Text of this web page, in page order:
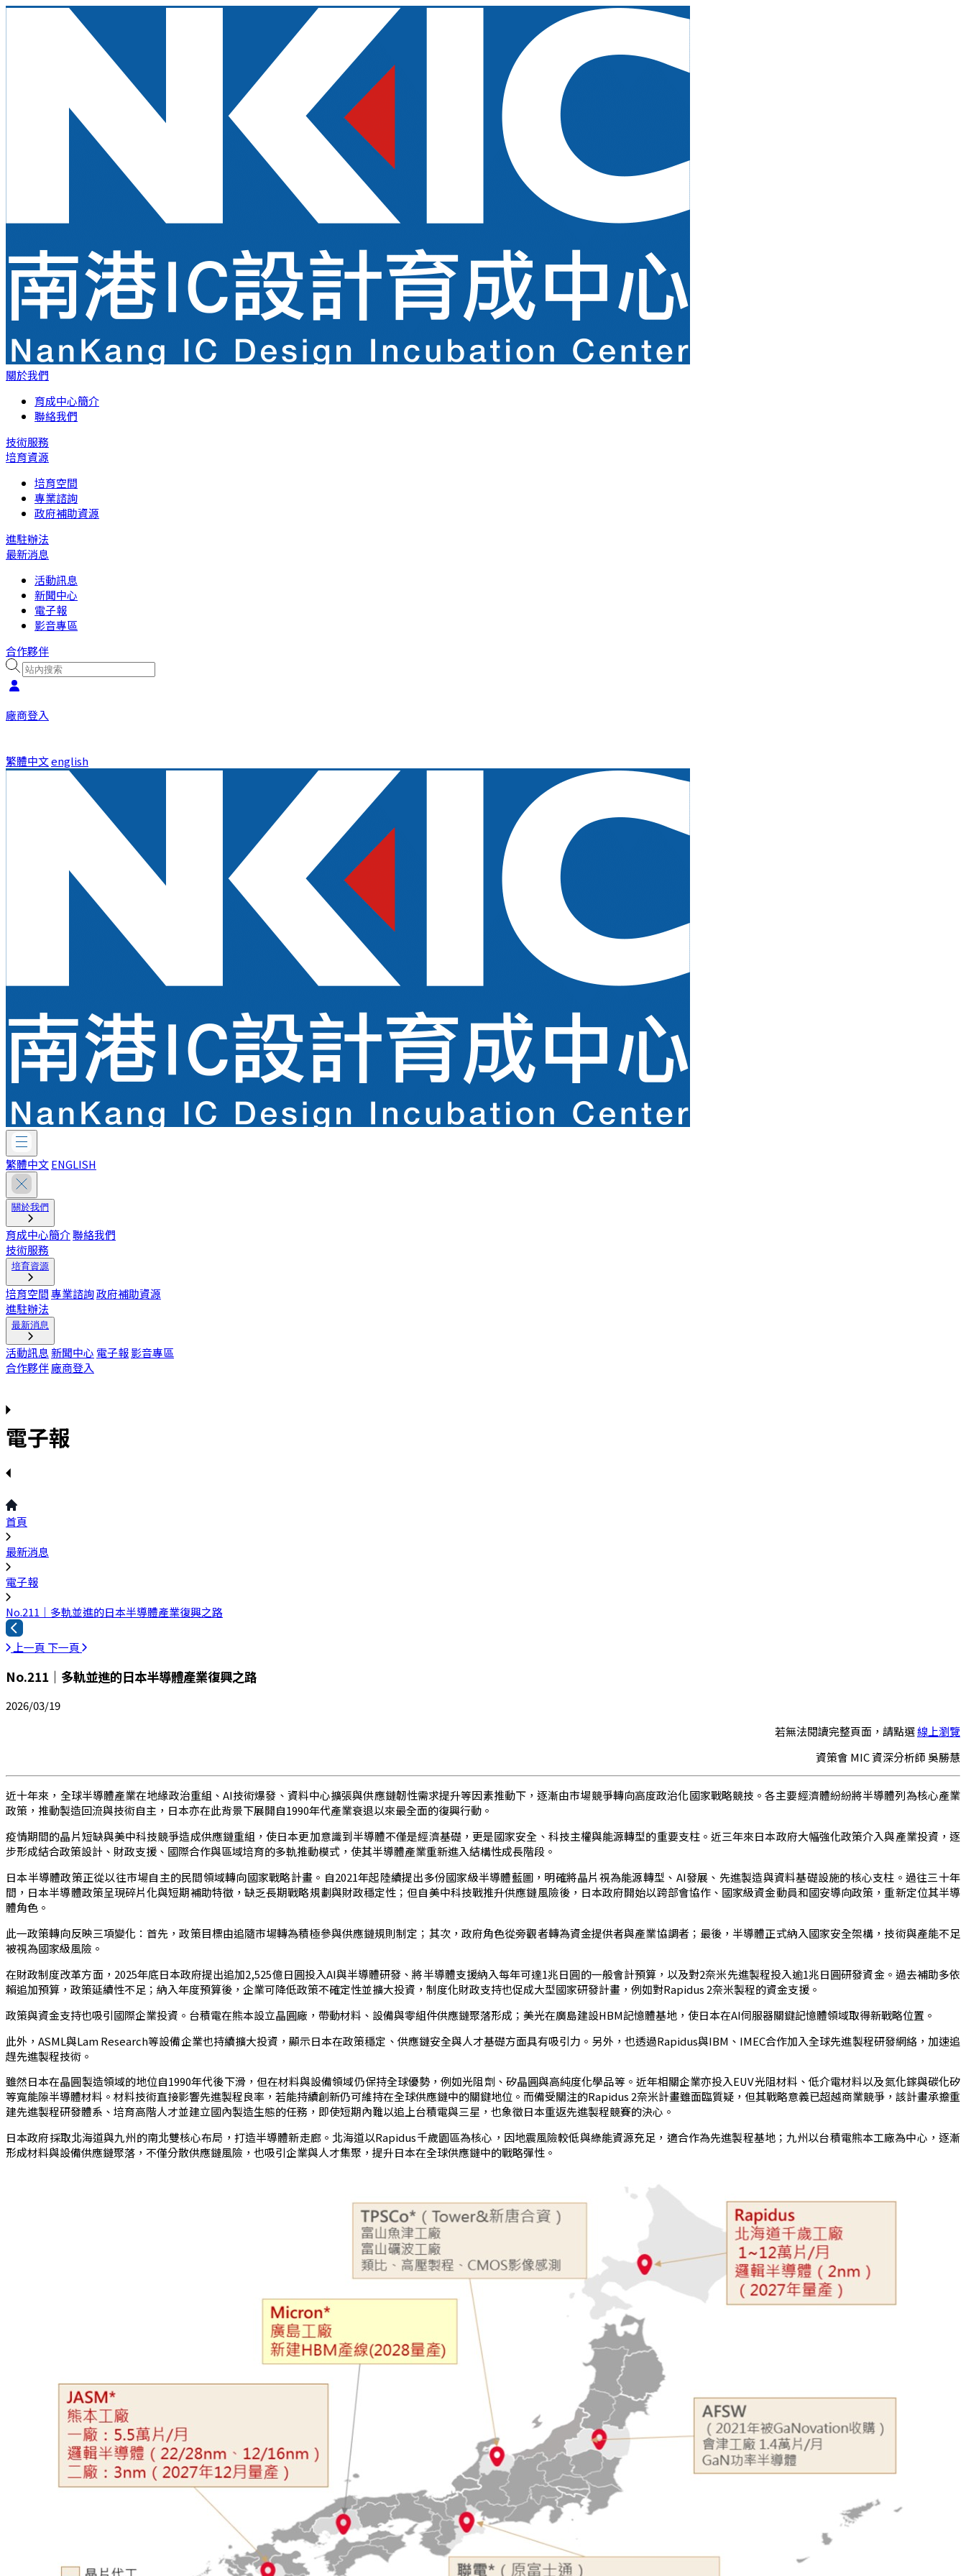
關於我們
育成中心簡介
聯絡我們
技術服務
培育資源
培育空間
專業諮詢
政府補助資源
進駐辦法
最新消息
活動訊息
新聞中心
電子報
影音專區
合作夥伴
廠商登入
繁體中文english
繁體中文ENGLISH
關於我們
育成中心簡介聯絡我們
技術服務
培育資源
培育空間專業諮詢政府補助資源
進駐辦法
最新消息
活動訊息新聞中心 電子報影音專區
合作夥伴廠商登入
電子報
首頁
最新消息
電子報
No.211｜多軌並進的日本半導體產業復興之路
上一頁 下一頁
No.211｜多軌並進的日本半導體產業復興之路
2026/03/19
若無法閱讀完整頁面，請點選線上瀏覽
資策會 MIC 資深分析師 吳勝慧
近十年來，全球半導體產業在地緣政治重組、AI技術爆發、資料中心擴張與供應鏈韌性需求提升等因素推動下，逐漸由市場競爭轉向高度政治化國家戰略競技。各主要經濟體紛紛將半導體列為核心產業
政策，推動製造回流與技術自主，日本亦在此背景下展開自1990年代產業衰退以來最全面的復興行動。
疫情期間的晶片短缺與美中科技競爭造成供應鏈重組，使日本更加意識到半導體不僅是經濟基礎，更是國家安全、科技主權與能源轉型的重要支柱。近三年來日本政府大幅強化政策介入與產業投資，逐
步形成結合政策設計、財政支援、國際合作與區域培育的多軌推動模式，使其半導體產業重新進入結構性成長階段。
日本半導體政策正從以往市場自主的民間領域轉向國家戰略計畫。自2021年起陸續提出多份國家級半導體藍圖，明確將晶片視為能源轉型、AI發展、先進製造與資料基礎設施的核心支柱。過往三十年
間，日本半導體政策呈現碎片化與短期補助特徵，缺乏長期戰略規劃與財政穩定性；但自美中科技戰推升供應鏈風險後，日本政府開始以跨部會協作、國家級資金動員和國安導向政策，重新定位其半導
體角色。
此一政策轉向反映三項變化：首先，政策目標由追隨市場轉為積極參與供應鏈規則制定；其次，政府角色從旁觀者轉為資金提供者與產業協調者；最後，半導體正式納入國家安全架構，技術與產能不足
被視為國家級風險。
在財政制度改革方面，2025年底日本政府提出追加2,525億日圓投入AI與半導體研發、將半導體支援納入每年可達1兆日圓的一般會計預算，以及對2奈米先進製程投入逾1兆日圓研發資金。過去補助多依
賴追加預算，政策延續性不足；納入年度預算後，企業可降低政策不確定性並擴大投資，制度化財政支持也促成大型國家研發計畫，例如對Rapidus 2奈米製程的資金支援。
政策與資金支持也吸引國際企業投資。台積電在熊本設立晶圓廠，帶動材料、設備與零組件供應鏈聚落形成；美光在廣島建設HBM記憶體基地，使日本在AI伺服器關鍵記憶體領域取得新戰略位置。
此外，ASML與Lam Research等設備企業也持續擴大投資，顯示日本在政策穩定、供應鏈安全與人才基礎方面具有吸引力。另外，也透過Rapidus與IBM、IMEC合作加入全球先進製程研發網絡，加速追
趕先進製程技術。
雖然日本在晶圓製造領域的地位自1990年代後下滑，但在材料與設備領域仍保持全球優勢，例如光阻劑、矽晶圓與高純度化學品等。近年相關企業亦投入EUV光阻材料、低介電材料以及氮化鎵與碳化矽
等寬能隙半導體材料。材料技術直接影響先進製程良率，若能持續創新仍可維持在全球供應鏈中的關鍵地位。而備受關注的Rapidus 2奈米計畫雖面臨質疑，但其戰略意義已超越商業競爭，該計畫承擔重
建先進製程研發體系、培育高階人才並建立國內製造生態的任務，即使短期內難以追上台積電與三星，也象徵日本重返先進製程競賽的決心。
日本政府採取北海道與九州的南北雙核心布局，打造半導體新走廊。北海道以Rapidus千歲園區為核心，因地震風險較低與綠能資源充足，適合作為先進製程基地；九州以台積電熊本工廠為中心，逐漸
形成材料與設備供應鏈聚落，不僅分散供應鏈風險，也吸引企業與人才集聚，提升日本在全球供應鏈中的戰略彈性。